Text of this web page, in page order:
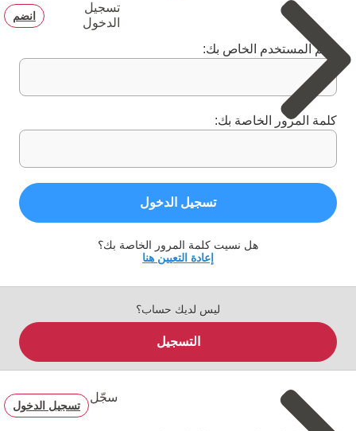
تسجيل
الدخول
انضم
اسم المستخدم الخاص بك:
كلمة المرور الخاصة بك:
تسجيل الدخول
هل نسيت كلمة المرور الخاصة بك؟
إعادة التعيين هنا
ليس لديك حساب؟
التسجيل
سجّل
تسجيل الدخول